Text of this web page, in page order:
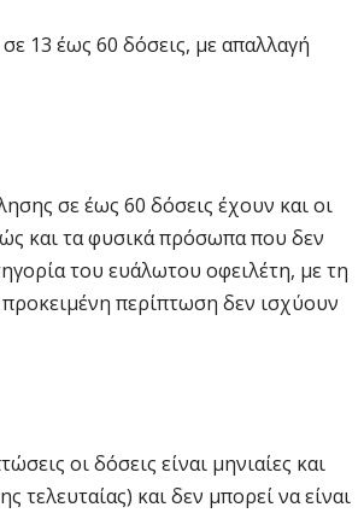
13 έως 60 δόσεις, με απαλλαγή
σε έως 60 δόσεις έχουν και οι
και τα φυσικά πρόσωπα που δεν
του ευάλωτου οφειλέτη, με τη
περίπτωση δεν ισχύουν
οι δόσεις είναι μηνιαίες και
τελευταίας) και δεν μπορεί να είναι